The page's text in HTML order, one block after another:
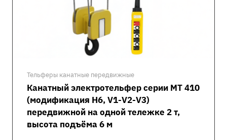
Тельферы канатные передвижные
Канатный электротельфер серии MT 410
(модификация H6, V1-V2-V3)
передвижной на одной тележке 2 т,
высота подъёма 6 м